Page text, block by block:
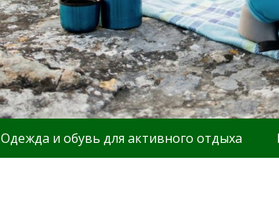
Одежда и обувь для активного отдыха